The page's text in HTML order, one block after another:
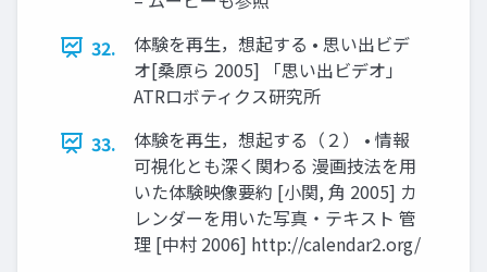
32.
体験を再生，想起する • 思い出ビデ
オ[桑原ら 2005] 「思い出ビデオ」
ATRロボティクス研究所
33.
体験を再生，想起する（２） • 情報
可視化とも深く関わる 漫画技法を用
いた体験映像要約 [小関, 角 2005] カ
レンダーを用いた写真・テキスト 管
理 [中村 2006] http://calendar2.org/